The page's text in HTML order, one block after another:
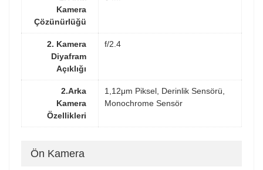
Kamera
Çözünürlüğü
2. Kamera
Diyafram
Açıklığı
f/2.4
2.Arka
Kamera
Özellikleri
1,12μm Piksel, Derinlik Sensörü,
Monochrome Sensör
Ön Kamera